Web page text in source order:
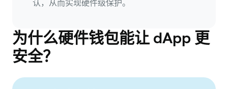
认，从而实现硬件级保护。
为什么硬件钱包能让 dApp 更
安全？